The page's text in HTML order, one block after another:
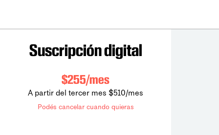
Suscripción digital
$255/mes
A partir del tercer mes $510/mes
Podés cancelar cuando quieras